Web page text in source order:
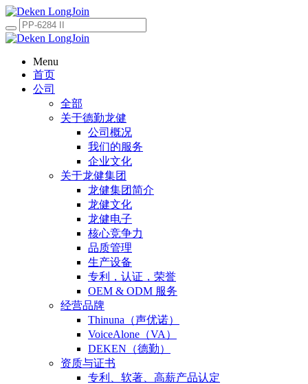
Menu
首页
公司
全部
关于德勤龙健
公司概况
我们的服务
企业文化
关于龙健集团
龙健集团简介
龙健文化
龙健电子
核心竞争力
品质管理
生产设备
专利，认证，荣誉
OEM & ODM 服务
经营品牌
Thinuna（声优诺）
VoiceAlone（VA）
DEKEN（德勤）
资质与证书
专利、软著、高薪产品认定